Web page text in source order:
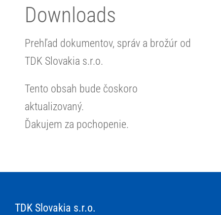
Downloads
Prehľad dokumentov, správ a brožúr od
TDK Slovakia s.r.o.
Tento obsah bude čoskoro
aktualizovaný.
Ďakujem za pochopenie.
TDK Slovakia s.r.o.